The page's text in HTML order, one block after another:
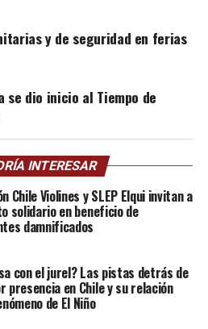
y de seguridad en ferias
se dio inicio al Tiempo de
INTERESAR
Chile Violines y SLEP Elqui invitan a
solidario en beneficio de
damnificados
con el jurel? Las pistas detrás de
presencia en Chile y su relación
de El Niño